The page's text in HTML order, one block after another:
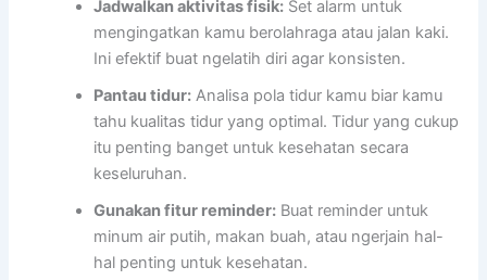
Jadwalkan aktivitas fisik: Set alarm untuk
mengingatkan kamu berolahraga atau jalan kaki.
Ini efektif buat ngelatih diri agar konsisten.
Pantau tidur: Analisa pola tidur kamu biar kamu
tahu kualitas tidur yang optimal. Tidur yang cukup
itu penting banget untuk kesehatan secara
keseluruhan.
Gunakan fitur reminder: Buat reminder untuk
minum air putih, makan buah, atau ngerjain hal-
hal penting untuk kesehatan.